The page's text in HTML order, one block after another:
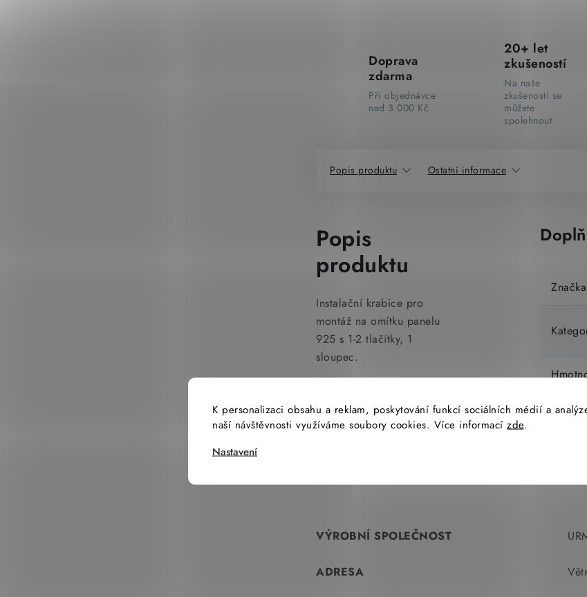
K personalizaci obsahu a reklam, poskytování funkcí sociálních médií a
naší návštěvnosti využíváme soubory cookies. Více informací zde.
Nastavení
Doprava
zdarma
Při objednávce
nad 3 000 Kč
20+ let
zkušeností
Na naše
zkušenosti se
můžete
spolehnout
Popis produktu Ostatní informace
Popis
produktu
Instalační krabice pro
montáž na omítku panelu
925 s 1-2 tlačítky, 1
sloupec.
Značka
EAN
VÝROBNÍ SPOLEČNOST
ADRESA